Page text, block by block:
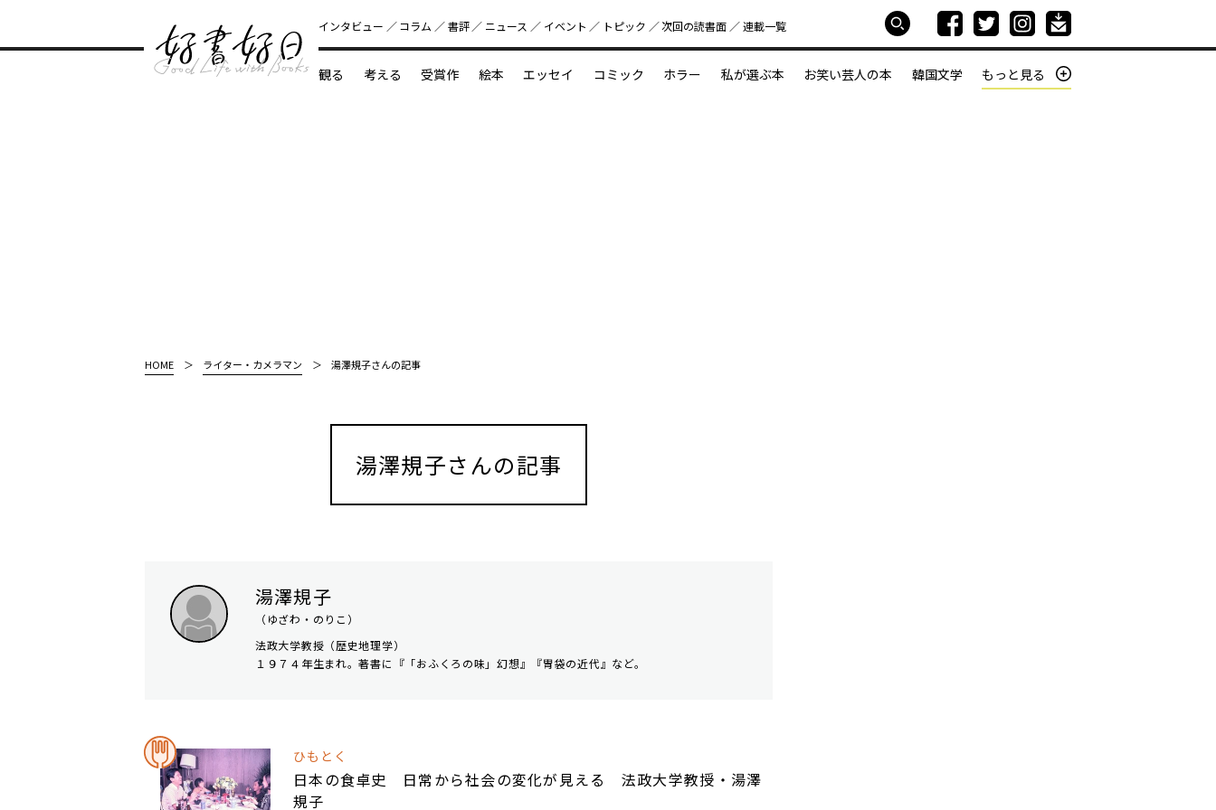
好書好日
インタビュー コラム 書評 ニュース イベント トピック 次回の読書⾯ 連載一覧
観る 考える 受賞作 絵本 エッセイ コミック ホラー 私が選ぶ本 お笑い芸人の本 韓国文学 もっと見る
HOME ライター・カメラマン 湯澤規子さんの記事
湯澤規子さんの記事
湯澤規子
（ゆざわ・のりこ）
法政大学教授（歴史地理学）
１９７４年生まれ。著書に『「おふくろの味」幻想』『胃袋の近代』など。
ひもとく
日本の食卓史 日常から社会の変化が見える 法政大学教授・湯澤
規子